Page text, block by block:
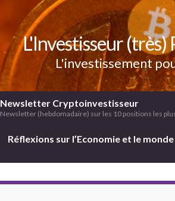
L'Investisseur
L'investissement
Newsletter Cryptoinvestisseur
Newsletter (hebdomadaire) sur les 10 positions les
Réflexions sur l’Economie et le monde